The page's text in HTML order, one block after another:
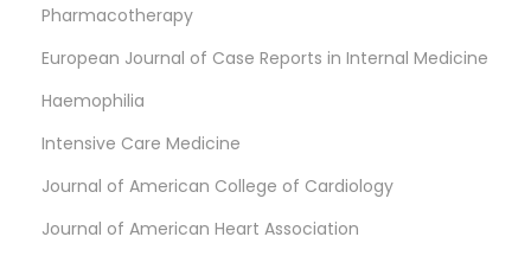
Pharmacotherapy
European Journal of Case Reports in Internal Medicine
Haemophilia
Intensive Care Medicine
Journal of American College of Cardiology
Journal of American Heart Association